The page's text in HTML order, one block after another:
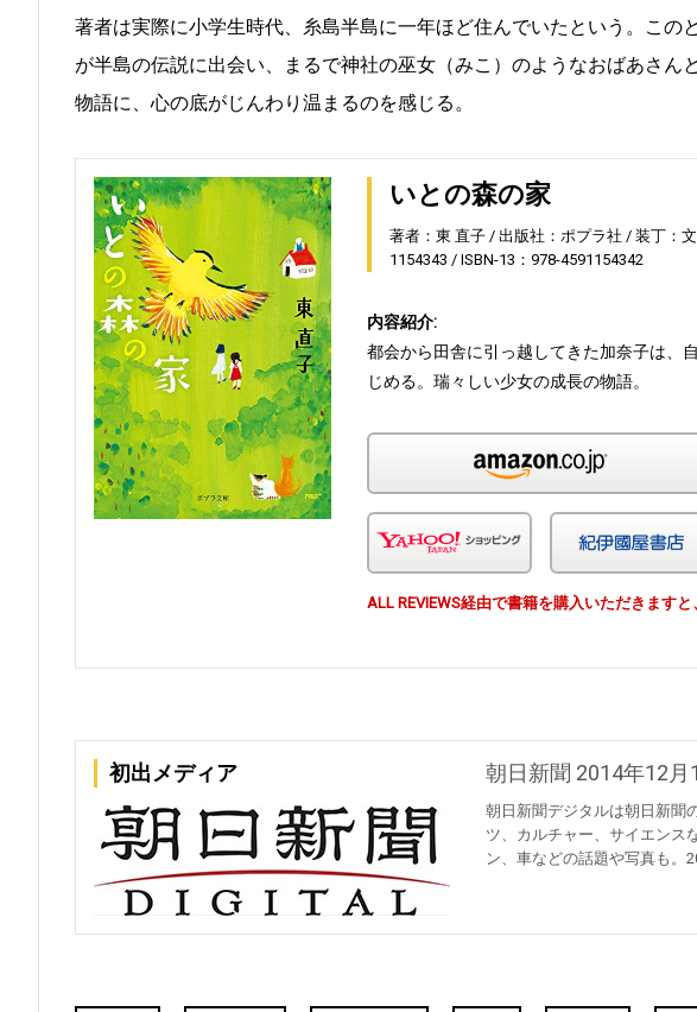
著者は実際に小学生時代、糸島半島に一年ほど住んでいたという。この
が半島の伝説に出会い、まるで神社の巫女（みこ）のようなおばあさん
物語に、心の底がじんわり温まるのを感じる。
いとの森の家
著者：東 直子 出版社：ポプラ社 装丁：
1154343
ISBN-13：978-4591154342
内容紹介:
都会から田舎に引っ越してきた加奈子は、
じめる。瑞々しい少女の成長の物語。
Yahoo!ショッピング
ALL REVIEWS経由で書籍を購入いただきます
初出メディア 朝日新聞 2014年12月
朝日新聞デジタルは朝日新聞
ツ、カルチャー、サイエンス
ン、車などの話題や写真も。